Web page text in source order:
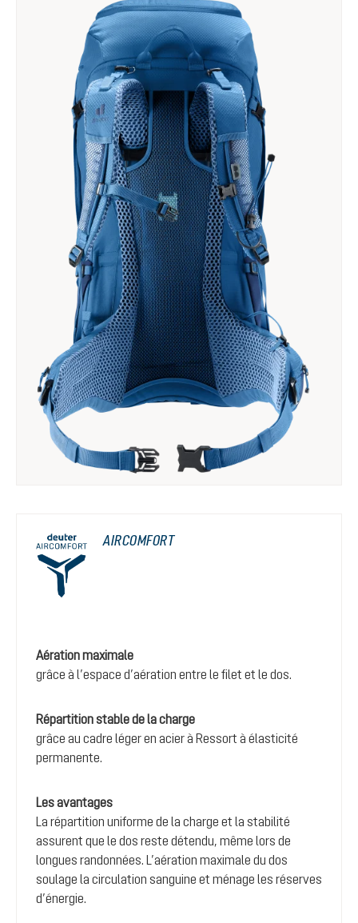
AIRCOMFORT
Aération maximale
grâce à l’espace d’aération entre le filet et le dos.
Répartition stable de la charge
grâce au cadre léger en acier à Ressort à élasticité
permanente.
Les avantages
La répartition uniforme de la charge et la stabilité
assurent que le dos reste détendu, même lors de
longues randonnées. L’aération maximale du dos
soulage la circulation sanguine et ménage les réserves
d’énergie.